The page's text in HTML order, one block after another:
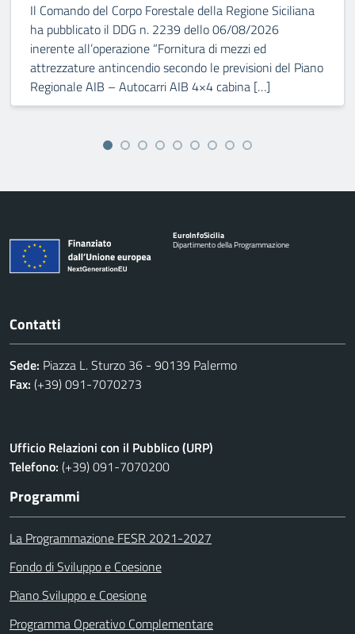
Il Comando del Corpo Forestale della Regione Siciliana
ha pubblicato il DDG n. 2239 dello 06/08/2026
inerente all’operazione “Fornitura di mezzi ed
attrezzature antincendio secondo le previsioni del Piano
Regionale AIB – Autocarri AIB 4×4 cabina […]
EuroInfoSicilia
Dipartimento della Programmazione
Contatti
Sede: Piazza L. Sturzo 36 - 90139 Palermo
Fax: (+39) 091-7070273
Ufficio Relazioni con il Pubblico (URP)
Telefono: (+39) 091-7070200
Programmi
La Programmazione FESR 2021-2027
Fondo di Sviluppo e Coesione
Piano Sviluppo e Coesione
Programma Operativo Complementare